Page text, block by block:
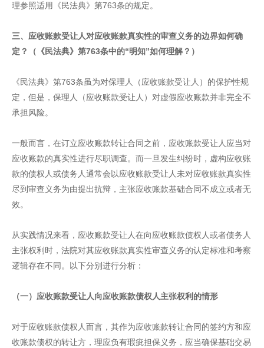
理参照适用《民法典》第763条的规定。
三、应收账款受让人对应收账款真实性的审查义务的边界如何确
定？（《民法典》第763条中的“明知”如何理解？）
《民法典》第763条虽为对保理人（应收账款受让人）的保护性规
定，但是，保理人（应收账款受让人）对虚假应收账款并非完全不
承担风险。
一般而言，在订立应收账款转让合同之前，应收账款受让人应当对
应收账款的真实性进行尽职调查。而一旦发生纠纷时，虚构应收账
款的债权人或债务人通常会以应收账款受让人未对应收账款真实性
尽到审查义务为由提出抗辩，主张应收账款基础合同不成立或者无
效。
从实践情况来看，应收账款受让人在向应收账款债权人或者债务人
主张权利时，法院对其应收账款真实性审查义务的认定标准和考察
逻辑存在不同。以下分别进行分析：
（一）应收账款受让人向应收账款债权人主张权利的情形
对于应收账款债权人而言，其作为应收账款转让合同的签约方和应
收账款债权的转让方，理应负有瑕疵担保义务，应当确保基础交易